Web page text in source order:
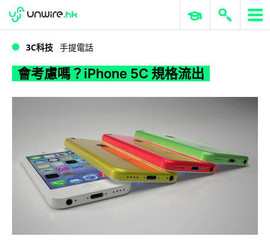
會考慮嗎？iPhone 5C 規格流出
WWDC 2026 ERP 與商業 AI
3C科技 手提電話
會考慮嗎？iPhone 5C 規格流出